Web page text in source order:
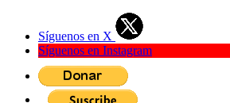
Síguenos en X
Síguenos en Instagram